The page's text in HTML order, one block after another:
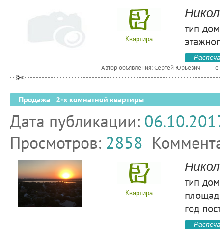
Квартира
тип
Автор объявления: Сергей Юрьевич
Продажа 2-х комнатной квартиры
Дата публикации:
Просмотров: 2858
Квартира
тип
год